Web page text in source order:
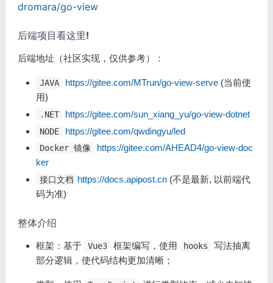
dromara/go-view
后端项目看这里!
后端地址（社区实现，仅供参考）：
JAVA https://gitee.com/MTrun/go-view-serve(当前使
用)
.NET https://gitee.com/sun_xiang_yu/go-view-dotnet
NODE https://gitee.com/qwdingyu/led
Docker 镜像
https://gitee.com/AHEAD4/go-view-doc
ker
接口文档 https://docs.apipost.cn(不是最新, 以前端代
码为准)
整体介绍
框架：基于 Vue3 框架编写，使用 hooks
写法抽离
部分逻辑，使代码结构更加清晰；